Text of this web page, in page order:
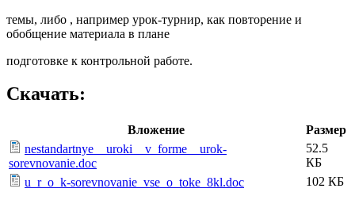
темы, либо , например урок-турнир, как повторение и
обобщение материала в плане
подготовке к контрольной работе.
Скачать:
Вложение
Размер
nestandartnye__uroki__v_forme__urok-
sorevnovanie.doc
52.5
КБ
u_r_o_k-sorevnovanie_vse_o_toke_8kl.doc
102 КБ